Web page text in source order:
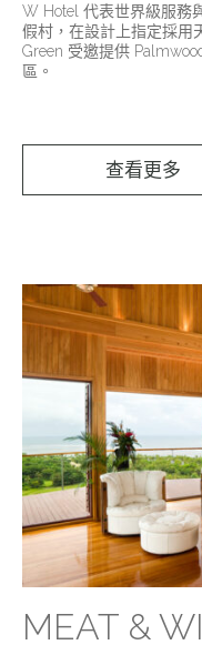
W Hotel 代表世界級服務
假村，在設計上指定採用
Green 受邀提供
區。
查看更多
MEAT &